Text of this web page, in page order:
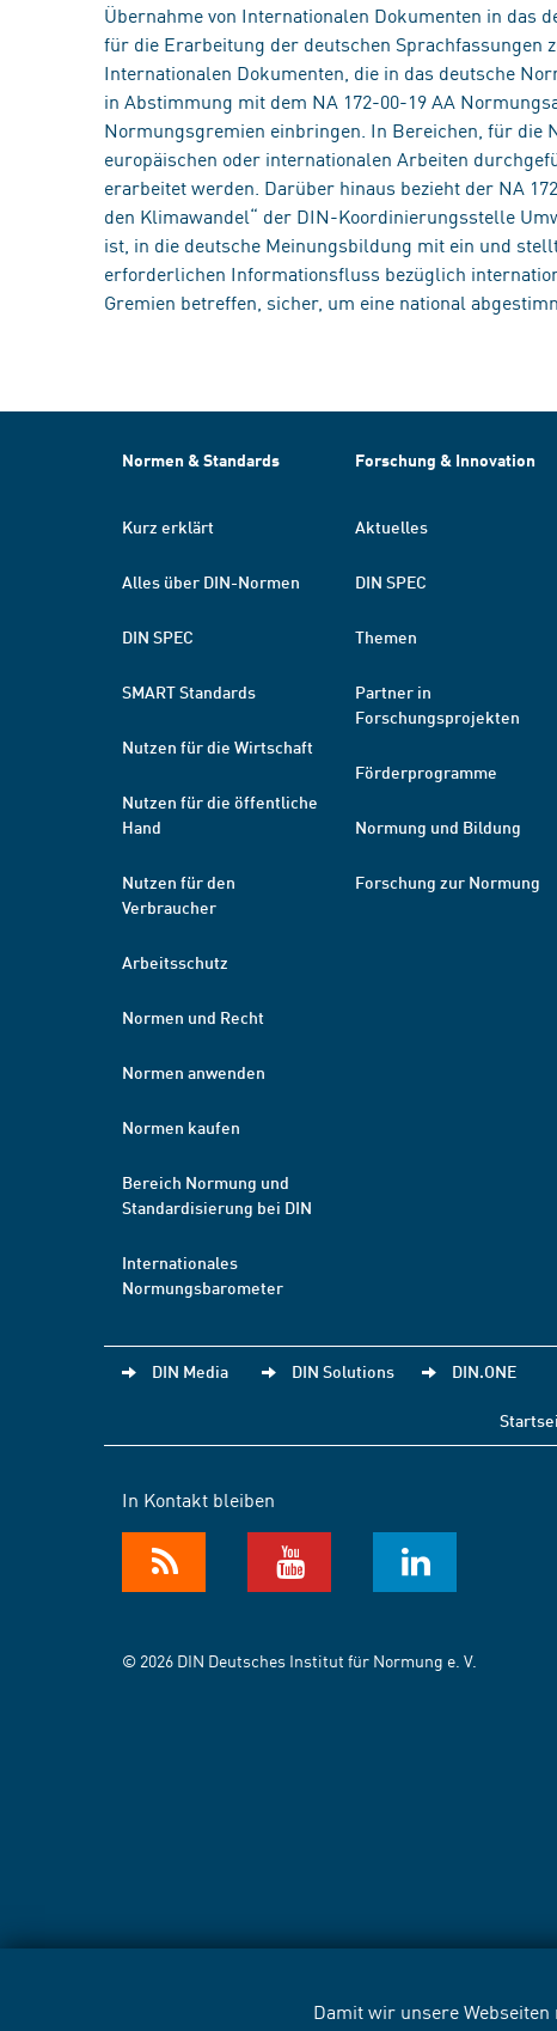
Damit wir unsere
Übernahme von Internationalen Dokumenten in
für die Erarbeitung der deutschen Sprachfassungen
Internationalen Dokumenten, die in das deutsche
in Abstimmung mit dem NA 172-00-19 AA
Normungsgremien einbringen. In Bereichen, für die
europäischen oder internationalen Arbeiten
erarbeitet werden. Darüber hinaus bezieht der NA
den Klimawandel“ der DIN-Koordinierungsstelle
ist, in die deutsche Meinungsbildung mit ein und
erforderlichen Informationsfluss bezüglich
Gremien betreffen, sicher, um eine national
Normen & Standards
Kurz erklärt
Alles über DIN-Normen
DIN SPEC
SMART Standards
Nutzen für die Wirtschaft
Nutzen für die öffentliche
Hand
Nutzen für den
Verbraucher
Arbeitsschutz
Normen und Recht
Normen anwenden
Normen kaufen
Bereich Normung und
Standardisierung bei DIN
Internationales
Normungsbarometer
Forschung & Innovation
Aktuelles
DIN SPEC
Themen
Partner in
Forschungsprojekten
Förderprogramme
Normung und Bildung
Forschung zur Normung
DIN Media DIN Solutions DIN.ONE
In Kontakt bleiben
© 2026 DIN Deutsches Institut für Normung e. V.